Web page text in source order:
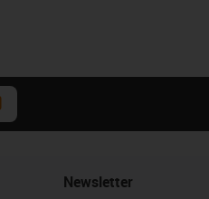
Newsletter